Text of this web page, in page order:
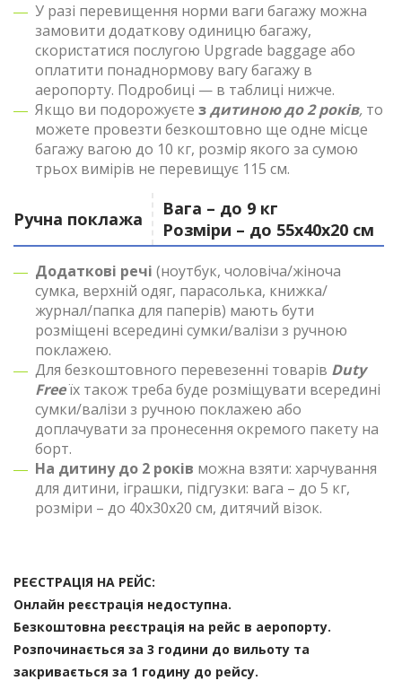
У разі перевищення норми ваги багажу можна
замовити додаткову одиницю багажу,
скористатися послугою Upgrade baggage або
оплатити понаднормову вагу багажу в
аеропорту. Подробиці — в таблиці нижче.
Якщо ви подорожуєте здитиною до 2 років, то
можете провезти безкоштовно ще одне місце
багажу вагою до 10 кг, розмір якого за сумою
трьох вимірів не перевищує 115 см.
Ручна поклажа
Вага – до 9 кг
Розміри – до 55х40х20 см
Додаткові речі (ноутбук, чоловіча/жіноча
сумка, верхній одяг, парасолька, книжка/
журнал/папка для паперів) мають бути
розміщені всередині сумки/валізи з ручною
поклажею.
Для безкоштовного перевезенні товарів Duty
Freeїх також треба буде розміщувати всередині
сумки/валізи з ручною поклажею або
доплачувати за пронесення окремого пакету на
борт.
На дитину до 2 років можна взяти: харчування
для дитини, іграшки, підгузки: вага – до 5 кг,
розміри – до 40х30х20 см, дитячий візок.
РЕЄСТРАЦІЯ НА РЕЙС:
Онлайн реєстрація недоступна.
Безкоштовна реєстрація на рейс в аеропорту.
Розпочинається за 3 години до вильоту та
закривається за 1 годину до рейсу.